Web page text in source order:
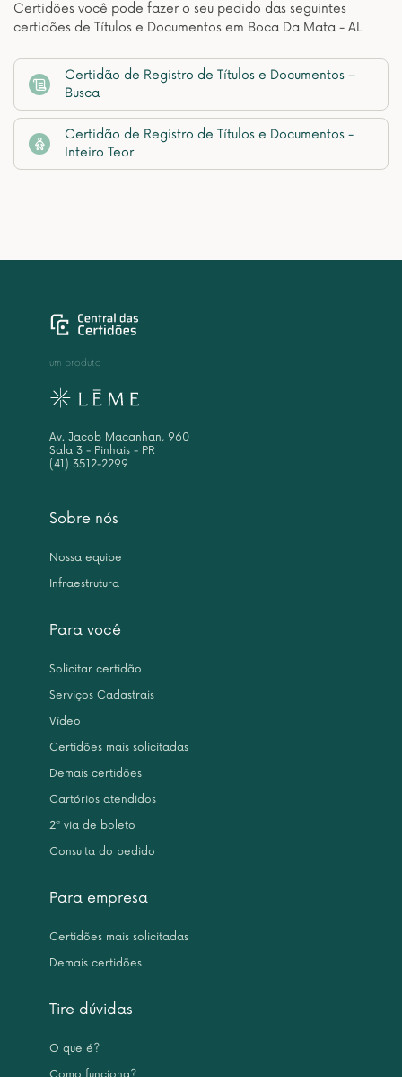
Certidões você pode fazer o seu pedido das seguintes
certidões de Títulos e Documentos em Boca Da Mata - AL
Certidão de Registro de Títulos e Documentos –
Busca
Certidão de Registro de Títulos e Documentos -
Inteiro Teor
Sobre nós
Nossa equipe
Infraestrutura
Para você
Solicitar certidão
Serviços Cadastrais
Vídeo
Certidões mais solicitadas
Demais certidões
Cartórios atendidos
2ª via de boleto
Consulta do pedido
Para empresa
Certidões mais solicitadas
Demais certidões
Tire dúvidas
O que é?
um produto
Av. Jacob Macanhan, 960
Sala 3 - Pinhais - PR
(41) 3512-2299